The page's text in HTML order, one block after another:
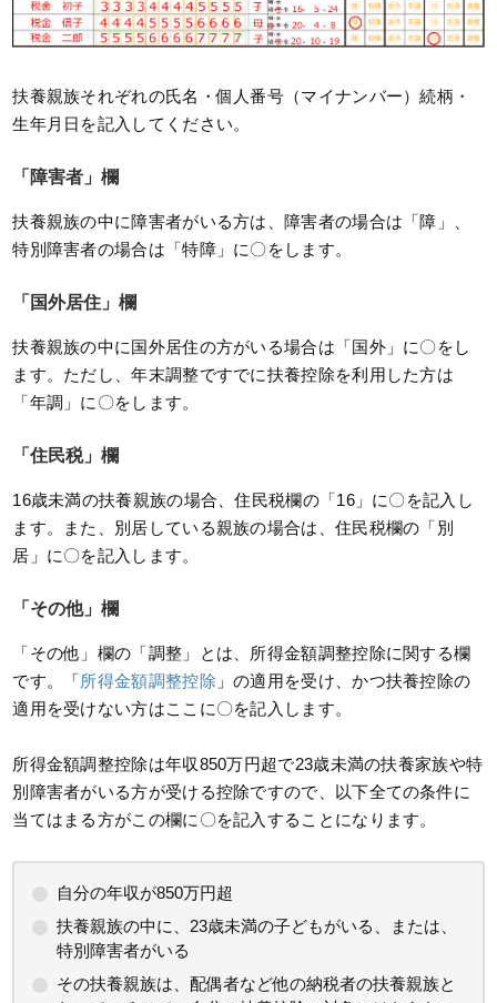
扶養親族それぞれの氏名・個人番号（マイナンバー）続柄・
生年月日を記入してください。
「障害者」欄
扶養親族の中に障害者がいる方は、障害者の場合は「障」、
特別障害者の場合は「特障」に〇をします。
「国外居住」欄
扶養親族の中に国外居住の方がいる場合は「国外」に〇をし
ます。ただし、年末調整ですでに扶養控除を利用した方は
「年調」に〇をします。
「住民税」欄
16歳未満の扶養親族の場合、住民税欄の「16」に〇を記入し
ます。また、別居している親族の場合は、住民税欄の「別
居」に〇を記入します。
「その他」欄
「その他」欄の「調整」とは、所得金額調整控除に関する欄
です。「所得金額調整控除」の適用を受け、かつ扶養控除の
適用を受けない方はここに〇を記入します。
所得金額調整控除は年収850万円超で23歳未満の扶養家族や特
別障害者がいる方が受ける控除ですので、以下全ての条件に
当てはまる方がこの欄に〇を記入することになります。
自分の年収が850万円超
扶養親族の中に、23歳未満の子どもがいる、または、
特別障害者がいる
その扶養親族は、配偶者など他の納税者の扶養親族と